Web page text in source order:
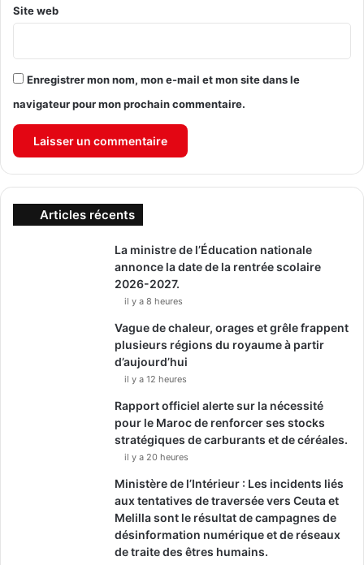
Site web
Enregistrer mon nom, mon e-mail et mon site dans le
navigateur pour mon prochain commentaire.
Articles récents
La ministre de l’Éducation nationale
annonce la date de la rentrée scolaire
2026-2027.
il y a 8 heures
Vague de chaleur, orages et grêle frappent
plusieurs régions du royaume à partir
d’aujourd’hui
il y a 12 heures
Rapport officiel alerte sur la nécessité
pour le Maroc de renforcer ses stocks
stratégiques de carburants et de céréales.
il y a 20 heures
Ministère de l’Intérieur : Les incidents liés
aux tentatives de traversée vers Ceuta et
Melilla sont le résultat de campagnes de
désinformation numérique et de réseaux
de traite des êtres humains.